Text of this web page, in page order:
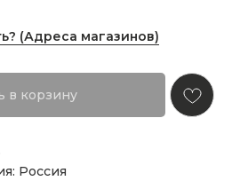
(Адреса магазинов)
в корзину
Россия